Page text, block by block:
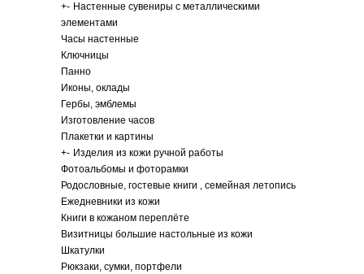
+- Настенные сувениры с металлическими
элементами
Часы настенные
Ключницы
Панно
Иконы, оклады
Гербы, эмблемы
Изготовление часов
Плакетки и картины
+- Изделия из кожи ручной работы
Фотоальбомы и фоторамки
Родословные, гостевые книги , семейная летопись
Ежедневники из кожи
Книги в кожаном переплёте
Визитницы большие настольные из кожи
Шкатулки
Рюкзаки, сумки, портфели